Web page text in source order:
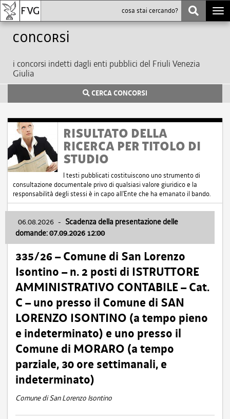
Concorsi
i concorsi indetti dagli enti pubblici del Friuli Venezia
Giulia
CERCA CONCORSI
RISULTATO DELLA
RICERCA PER TITOLO DI
STUDIO
I testi pubblicati costituiscono uno strumento di
consultazione documentale privo di qualsiasi valore giuridico e la
responsabilità degli stessi è in capo all'Ente che ha emanato il bando.
06.08.2026 - Scadenza della presentazione delle
domande: 07.09.2026 12:00
335/26 – Comune di San Lorenzo
Isontino – n. 2 posti di ISTRUTTORE
AMMINISTRATIVO CONTABILE – Cat.
C – uno presso il Comune di SAN
LORENZO ISONTINO (a tempo pieno
e indeterminato) e uno presso il
Comune di MORARO (a tempo
parziale, 30 ore settimanali, e
indeterminato)
Comune di San Lorenzo Isontino